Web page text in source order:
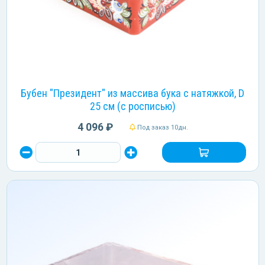
Бубен "Президент" из массива бука с натяжкой, D
25 см (с росписью)
4 096 ₽ Под заказ 10дн.